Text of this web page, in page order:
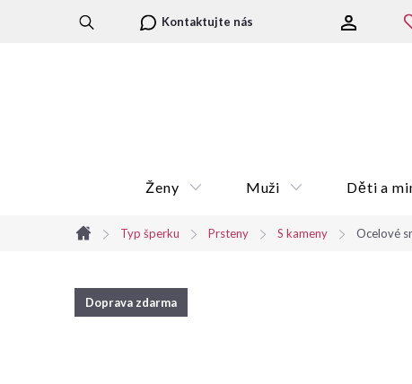
Kontaktujte nás
Ženy
Muži Děti a
Domů
Typ šperku Prsteny S kameny Ocelové
Doprava zdarma